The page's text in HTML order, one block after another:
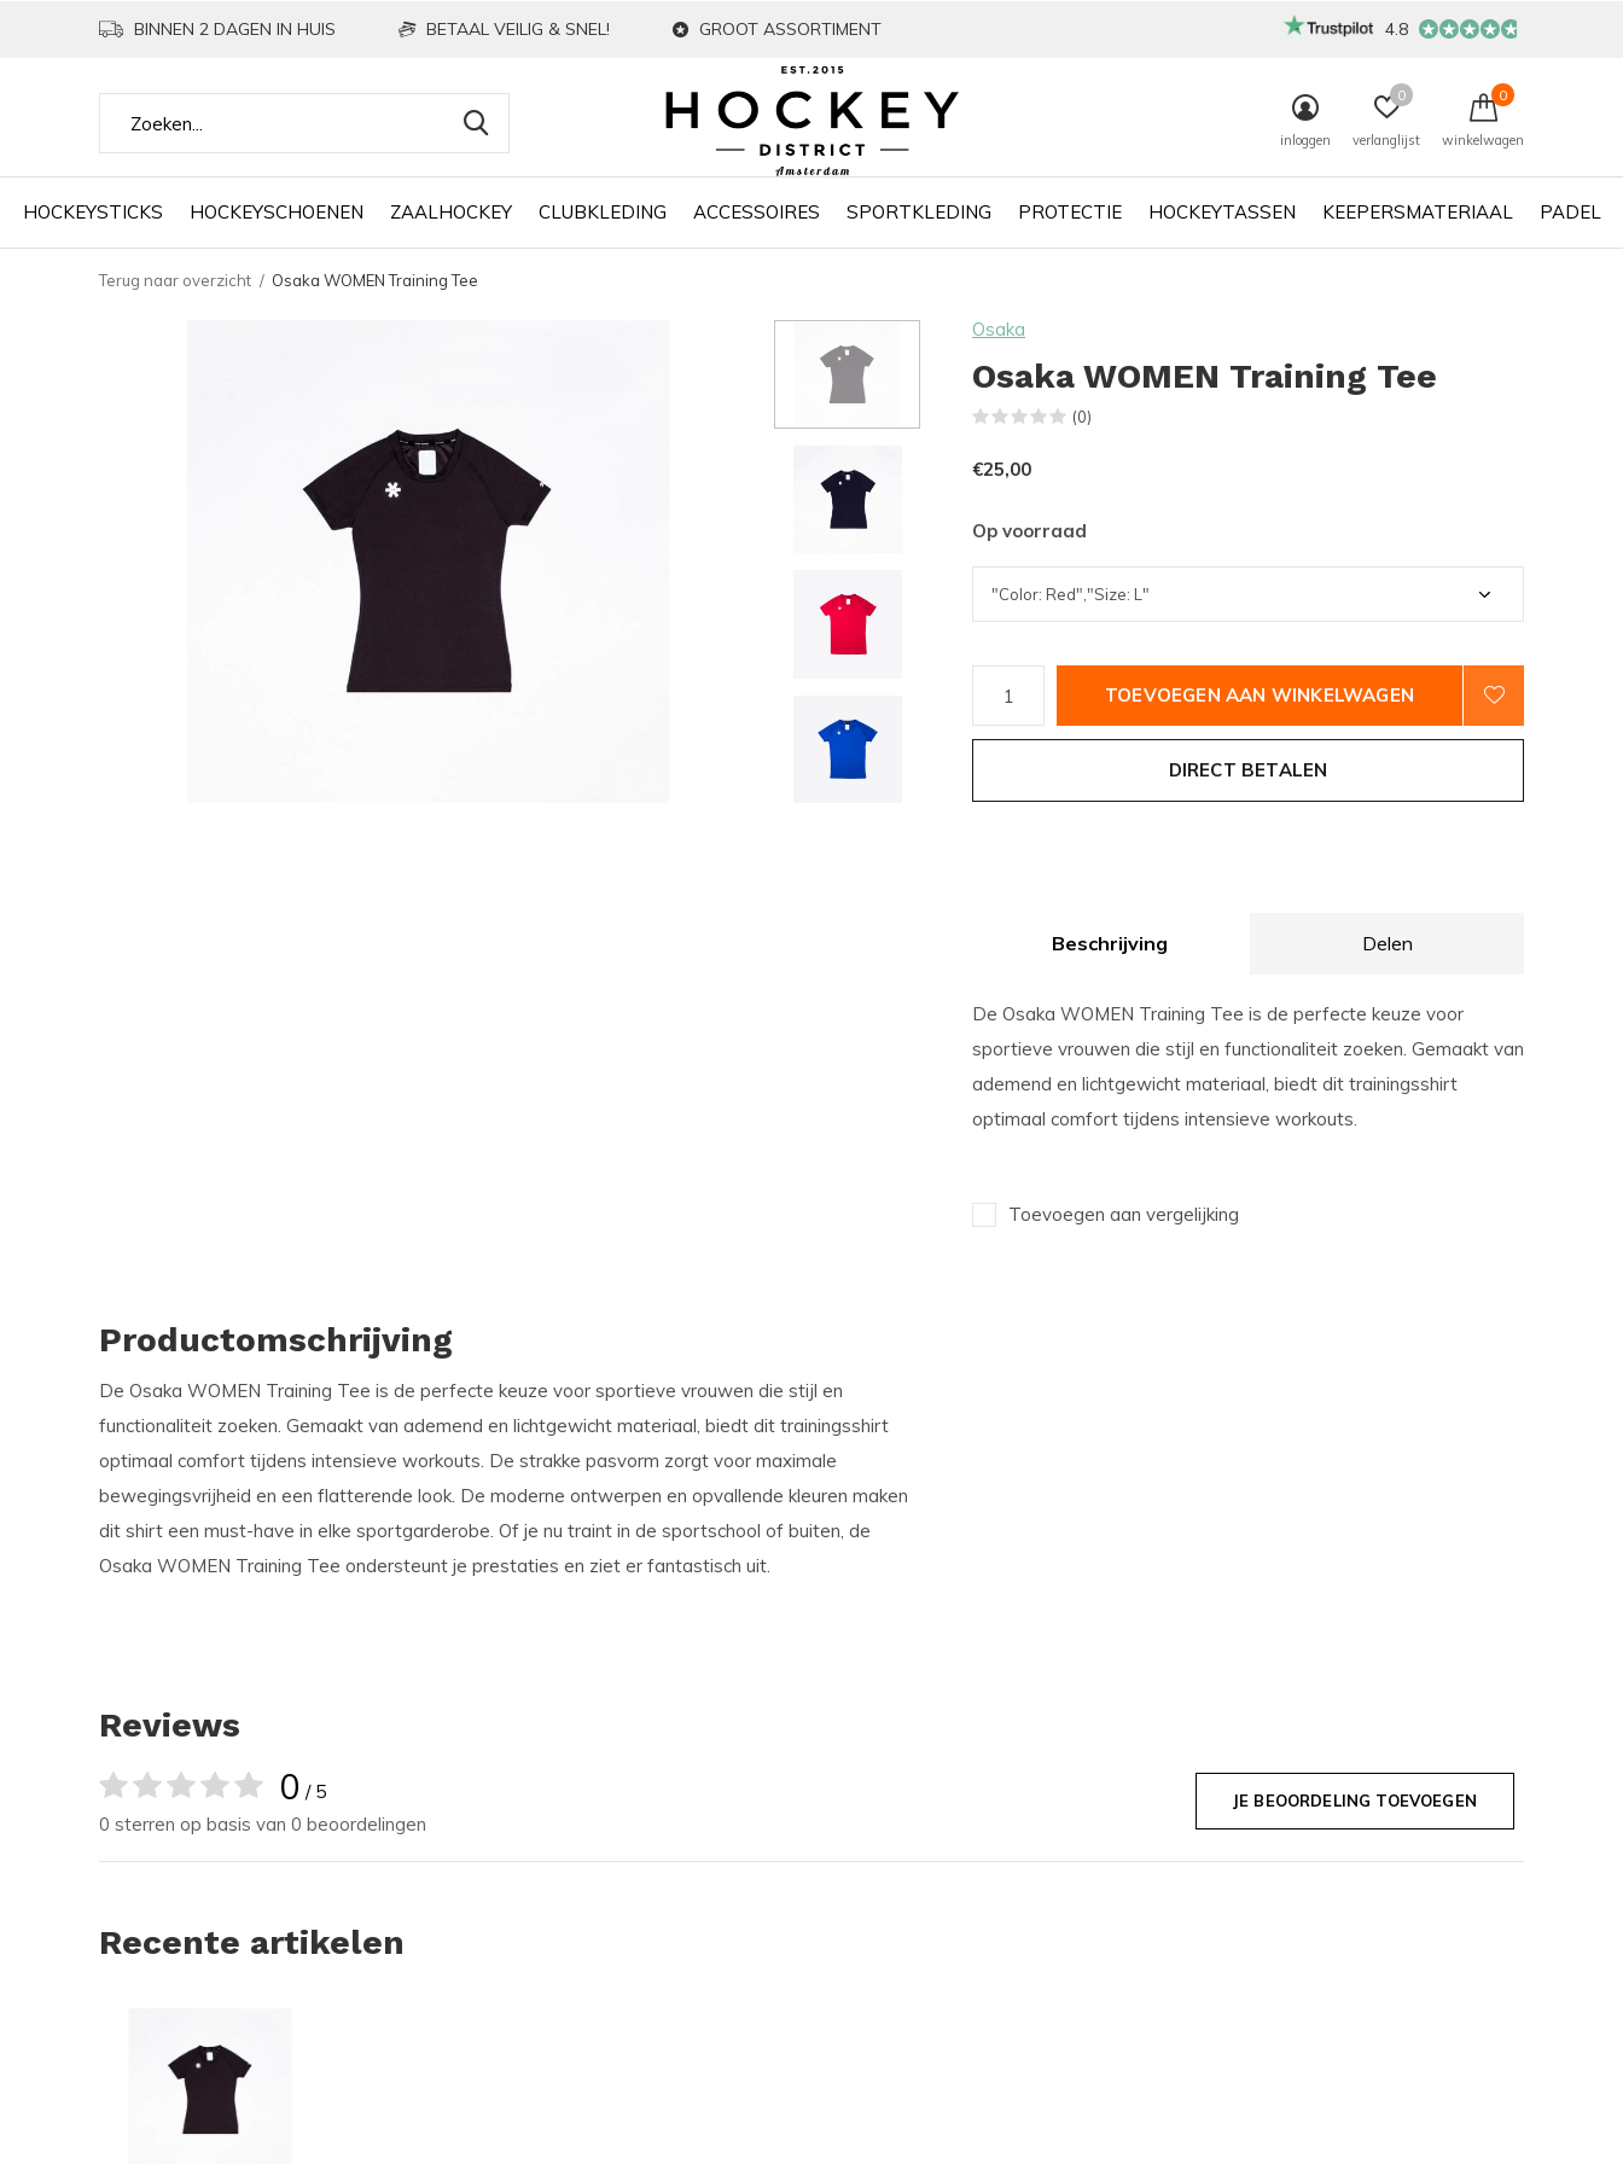
HOCKEYSTICKS HOCKEYSCHOENEN ZAALHOCKEY CLUBKLEDING ACCESSOIRES SPORTKLEDING PROTECTIE HOCKEYTASSEN KEEPERSMATERIAAL PADEL
inloggen verlanglijst
0
winkelwagen
0
BINNEN 2 DAGEN IN HUIS BETAAL VEILIG & SNEL! GROOT ASSORTIMENT 4.8
Terug naar overzicht Osaka WOMEN Training Tee
Osaka
Osaka WOMEN Training Tee
(0)
€25,00
Op voorraad
TOEVOEGEN AAN WINKELWAGEN
DIRECT BETALEN
Beschrijving Delen
De Osaka WOMEN Training Tee is de perfecte keuze voor
sportieve vrouwen die stijl en functionaliteit zoeken. Gemaakt van
ademend en lichtgewicht materiaal, biedt dit trainingsshirt
optimaal comfort tijdens intensieve workouts.
Toevoegen aan vergelijking
Productomschrijving
De Osaka WOMEN Training Tee is de perfecte keuze voor sportieve vrouwen die stijl en
functionaliteit zoeken. Gemaakt van ademend en lichtgewicht materiaal, biedt dit trainingsshirt
optimaal comfort tijdens intensieve workouts. De strakke pasvorm zorgt voor maximale
bewegingsvrijheid en een flatterende look. De moderne ontwerpen en opvallende kleuren maken
dit shirt een must-have in elke sportgarderobe. Of je nu traint in de sportschool of buiten, de
Osaka WOMEN Training Tee ondersteunt je prestaties en ziet er fantastisch uit.
Reviews
0 / 5
0 sterren op basis van 0 beoordelingen
JE BEOORDELING TOEVOEGEN
Recente artikelen